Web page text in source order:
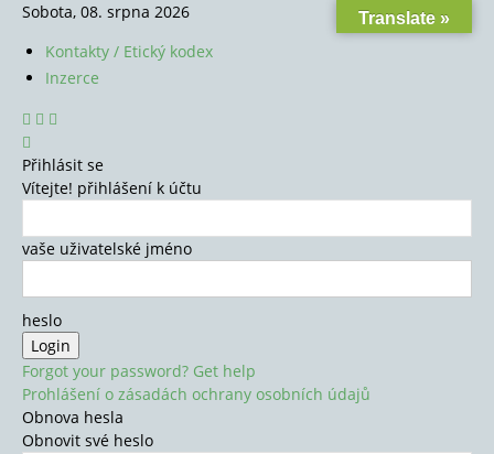
Sobota, 08. srpna 2026
Kontakty / Etický kodex
Inzerce
Přihlásit se
Vítejte! přihlášení k účtu
vaše uživatelské jméno
heslo
Forgot your password? Get help
Prohlášení o zásadách ochrany osobních údajů
Obnova hesla
Obnovit své heslo
Translate »